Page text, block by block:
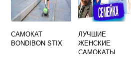
САМОКАТ
BONDIBON STIX
ЛУЧШИЕ
ЖЕНСКИЕ
САМОКАТЫ